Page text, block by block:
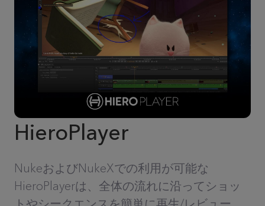
HieroPlayer
NukeおよびNukeXでの利用が可能な
HieroPlayerは、全体の流れに沿ってショッ